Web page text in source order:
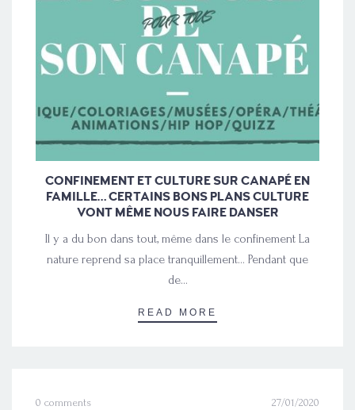
CONFINEMENT ET CULTURE SUR CANAPÉ EN
FAMILLE… CERTAINS BONS PLANS CULTURE
VONT MÊME NOUS FAIRE DANSER
Il y a du bon dans tout, même dans le confinement La
nature reprend sa place tranquillement… Pendant que
de…
READ MORE
0 comments 27/01/2020